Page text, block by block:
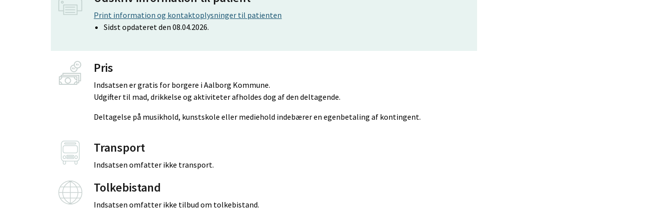
Print information og kontaktoplysninger til patienten
Sidst opdateret den 08.04.2026.
Pris
Indsatsen er gratis for borgere i Aalborg Kommune.
Udgifter til mad, drikkelse og aktiviteter afholdes dog af den deltagende.
Deltagelse på musikhold, kunstskole eller mediehold indebærer en egenbetaling af kontingent.
Transport
Indsatsen omfatter ikke transport.
Tolkebistand
Indsatsen omfatter ikke tilbud om tolkebistand.